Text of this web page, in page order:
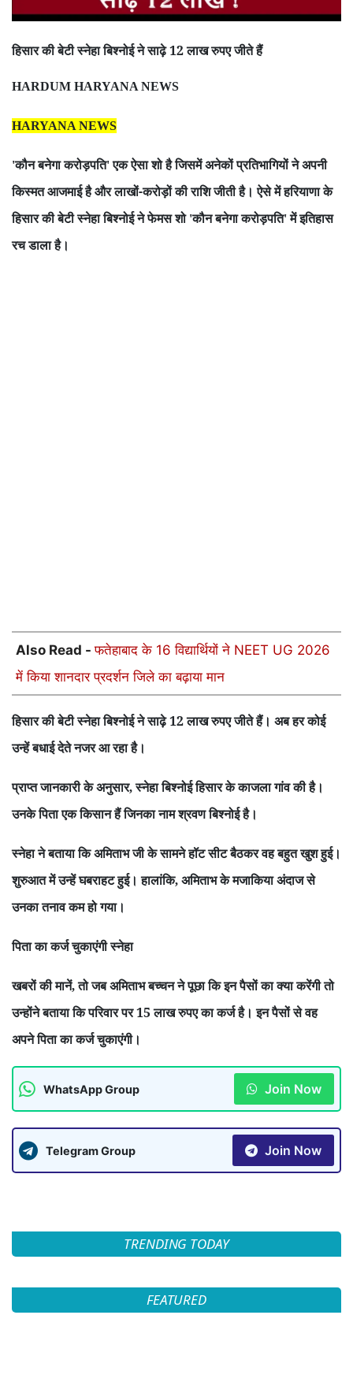
हिसार की बेटी स्नेहा बिश्नोई ने साढ़े 12 लाख रुपए जीते हैं
HARDUM HARYANA NEWS
HARYANA NEWS
'कौन बनेगा करोड़पति'एक ऐसा शो है जिसमें अनेकों प्रतिभागियों ने अपनी
किस्मत आजमाई है और लाखों-करोड़ों की राशि जीती है। ऐसे में हरियाणा के
हिसार की बेटी स्नेहा बिश्नोई ने फेमस शो 'कौन बनेगा करोड़पति'में इतिहास
रच डाला है।
Also Read -फतेहाबाद के 16 विद्यार्थियों ने NEET UG 2026
में किया शानदार प्रदर्शन जिले का बढ़ाया मान
हिसार की बेटी स्नेहा बिश्नोई ने साढ़े 12 लाख रुपए जीते हैं। अब हर कोई
उन्हें बधाई देते नजर आ रहा है।
प्राप्त जानकारी के अनुसार,स्नेहा बिश्नोई हिसार के काजला गांव की है।
उनके पिता एक किसान हैं जिनका नाम श्रवण बिश्नोई है।
स्नेहा ने बताया कि अमिताभ जी के सामने हॉट सीट बैठकर वह बहुत खुश हुई।
शुरुआत में उन्हें घबराहट हुई। हालांकि, अमिताभ के मजाकिया अंदाज से
उनका तनाव कम हो गया।
पिता का कर्ज चुकाएंगी स्नेहा
खबरों की मानें,तो जब अमिताभ बच्चन ने पूछा कि इन पैसों का क्या करेंगी तो
उन्होंने बताया कि परिवार पर 15 लाख रुपए का कर्ज है। इन पैसों से वह
अपने पिता का कर्ज चुकाएंगी।
WhatsApp Group Join Now
Telegram Group Join Now
TRENDING TODAY
FEATURED